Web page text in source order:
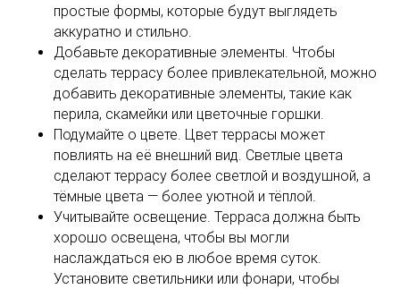
простые формы, которые будут выглядеть
аккуратно и стильно.
Добавьте декоративные элементы. Чтобы
сделать террасу более привлекательной, можно
добавить декоративные элементы, такие как
перила, скамейки или цветочные горшки.
Подумайте о цвете. Цвет террасы может
повлиять на её внешний вид. Светлые цвета
сделают террасу более светлой и воздушной, а
тёмные цвета — более уютной и тёплой.
Учитывайте освещение. Терраса должна быть
хорошо освещена, чтобы вы могли
наслаждаться ею в любое время суток.
Установите светильники или фонари, чтобы